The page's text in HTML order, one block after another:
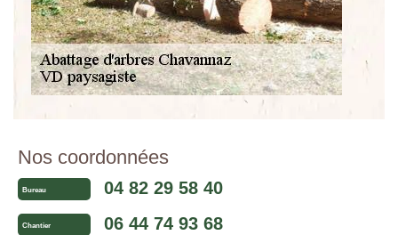
Nos coordonnées
Bureau 04 82 29 58 40
Chantier 06 44 74 93 68